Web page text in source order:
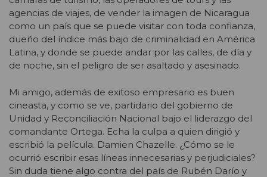
agencias de viajes, de vender la imagen de Nicaragua
como un país que se puede visitar con toda confianza,
dueño del índice más bajo de criminalidad en América
Latina, y donde se puede andar por las calles, de día y
de noche, sin el peligro de ser asaltado y asesinado.
Mi amigo, además de exitoso empresario es buen
cineasta, y como se ve, partidario del gobierno de
Unidad y Reconciliación Nacional bajo el liderazgo del
comandante Ortega. Echa la culpa a quien dirigió y
escribió la película. Damien Chazelle. ¿Cómo se le
ocurrió escribir esas líneas innecesarias y perjudiciales?
Sin duda tiene algo contra del país de Rubén Darío y